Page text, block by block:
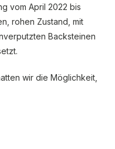
vom April 2022 bis
rohen Zustand, mit
Backsteinen
wir die Möglichkeit,